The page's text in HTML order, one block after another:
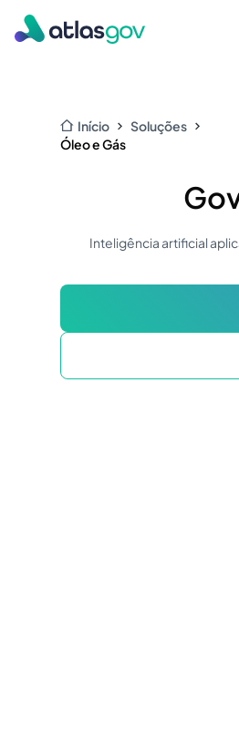
Início
Soluções
Óleo e Gás
Inteligência artificial